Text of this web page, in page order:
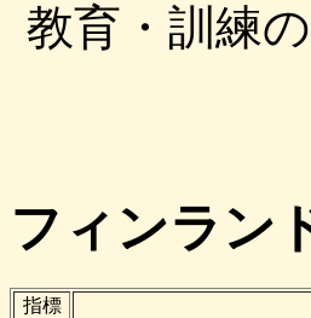
教育・訓練
フィンラン
指標